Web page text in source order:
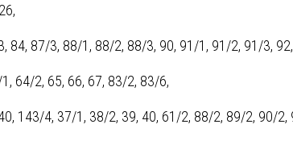
84, 87/3, 88/1, 88/2, 88/3, 90, 91/1, 91/2, 91/3,
64/2, 65, 66, 67, 83/2, 83/6,
143/4, 37/1, 38/2, 39, 40, 61/2, 88/2, 89/2, 90/